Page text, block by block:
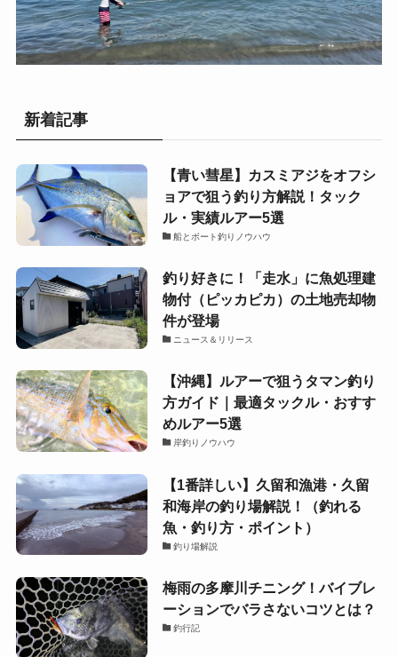
新着記事
【青い彗星】カスミアジをオフシ
ョアで狙う釣り方解説！タック
ル・実績ルアー5選
船とボート釣りノウハウ
釣り好きに！「走水」に魚処理建
物付（ピッカピカ）の土地売却物
件が登場
ニュース＆リリース
【沖縄】ルアーで狙うタマン釣り
方ガイド｜最適タックル・おすす
めルアー5選
岸釣りノウハウ
【1番詳しい】久留和漁港・久留
和海岸の釣り場解説！（釣れる
魚・釣り方・ポイント）
釣り場解説
梅雨の多摩川チニング！バイブレ
ーションでバラさないコツとは？
釣行記